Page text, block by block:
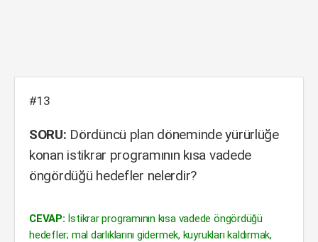
#13
SORU: Dördüncü plan döneminde yürürlüğe
konan istikrar programının kısa vadede
öngördüğü hedefler nelerdir?
CEVAP: İstikrar programının kısa vadede öngördüğü
hedefler; mal darlıklarını gidermek, kuyrukları kaldırmak,